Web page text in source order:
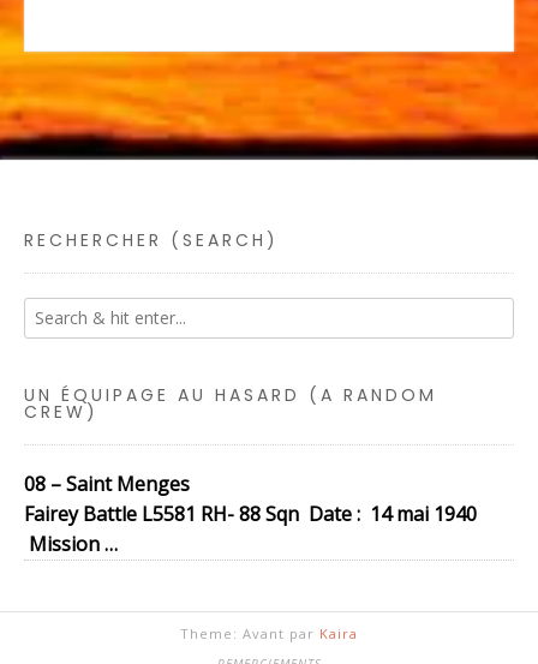
RECHERCHER (SEARCH)
UN ÉQUIPAGE AU HASARD (A RANDOM
CREW)
08 – Saint Menges
Fairey Battle L5581 RH- 88 Sqn Date : 14 mai 1940
Mission …
Theme: Avant par Kaira